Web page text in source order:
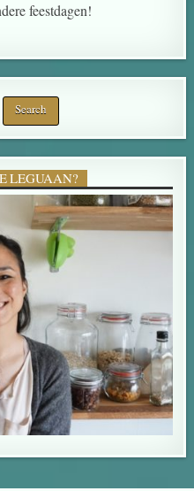
feestdagen!
LEGUAAN?